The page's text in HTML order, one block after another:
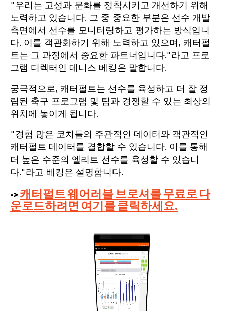
"우리는 고성과 문화를 정착시키고 개선하기 위해
노력하고 있습니다. 그 중 중요한 부분은 선수 개발
측면에서 선수를 모니터링하고 평가하는 방식입니
다. 이를 객관화하기 위해 노력하고 있으며, 캐터펄
트는 그 과정에서 중요한 파트너입니다."라고 프로
그램 디렉터인 데니스 베킹은 말합니다.
궁극적으로, 캐터펄트는 선수를 육성하고 더 잘 정
립된 축구 프로그램 및 팀과 경쟁할 수 있는 최상의
위치에 놓이게 됩니다.
"경험 많은 코치들의 주관적인 데이터와 객관적인
캐터펄트 데이터를 결합할 수 있습니다. 이를 통해
더 높은 수준의 엘리트 선수를 육성할 수 있습니
다."라고 베킹은 설명합니다.
-> 캐터펄트 웨어러블 브로셔를 무료로 다
운로드하려면 여기를 클릭하세요.